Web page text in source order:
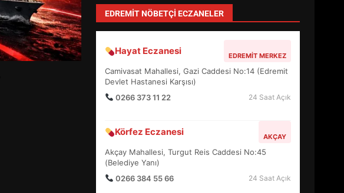
EDREMIT NÖBETÇI ECZANELER
Hayat Eczanesi EDREMIT MERKEZ
Camivasat Mahallesi, Gazi Caddesi No:14 (Edremit
Devlet Hastanesi Karşısı)
0266 373 11 22
24 Saat Açık
Körfez Eczanesi AKÇAY
Akçay Mahallesi, Turgut Reis Caddesi No:45
(Belediye Yanı)
0266 384 55 66
24 Saat Açık
3
DEĞİŞECEK?
4
EDREMİT’İN GURURU TÜRKİYE
FİNALİNDE NE BAŞARDI?
5
BALIKESİR MÜZELERİNDE
SÜRE UZATILDI: NE DEĞİŞTİ?